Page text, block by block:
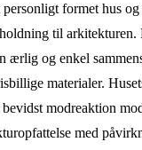
formet hus
til arkitekturen.
ærlig og enkel
materialer.
modreaktion
med